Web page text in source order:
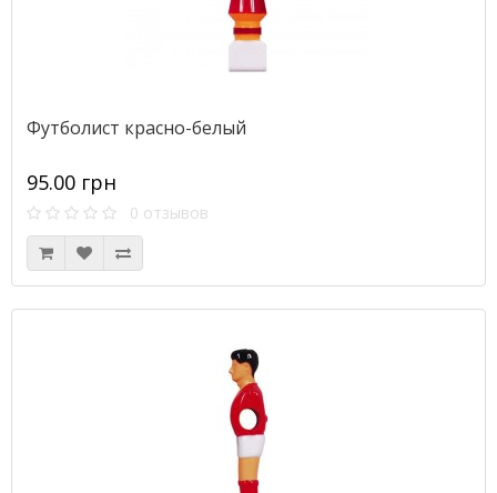
Футболист красно-белый
95.00 грн
0 отзывов